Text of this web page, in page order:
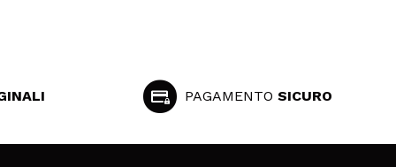
PAGAMENTO SICURO